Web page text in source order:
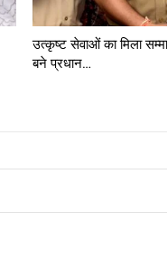
उत्कृष्ट सेवाओं का मिला
बने प्रधान…